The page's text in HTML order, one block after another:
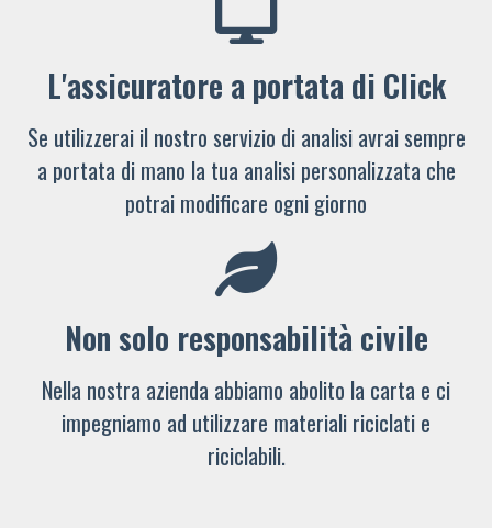
L'assicuratore a portata di Click
Se utilizzerai il nostro servizio di analisi avrai sempre
a portata di mano la tua analisi personalizzata che
potrai modificare ogni giorno
Non solo responsabilità civile
Nella nostra azienda abbiamo abolito la carta e ci
impegniamo ad utilizzare materiali riciclati e
riciclabili.